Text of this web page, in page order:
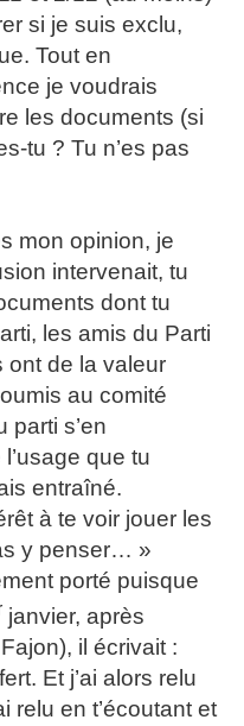
si je suis exclu,
Tout en
je voudrais
les documents (si
tu ? Tu n’es pas
mon opinion, je
intervenait, tu
dont tu
les amis du Parti
ont de la valeur
au comité
parti s’en
que tu
entraîné.
à te voir jouer les
y penser… »
porté puisque
janvier, après
il écrivait :
Et j’ai alors relu
relu en t’écoutant et